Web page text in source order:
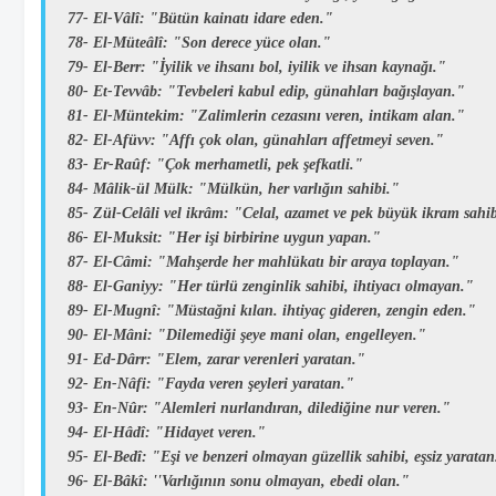
77- El-Vâlî: "Bütün kainatı idare eden."
78- El-Müteâlî: "Son derece yüce olan."
79- El-Berr: "İyilik ve ihsanı bol, iyilik ve ihsan kaynağı."
80- Et-Tevvâb: "Tevbeleri kabul edip, günahları bağışlayan."
81- El-Müntekim: "Zalimlerin cezasını veren, intikam alan."
82- El-Afüvv: "Affı çok olan, günahları affetmeyi seven."
83- Er-Raûf: "Çok merhametli, pek şefkatli."
84- Mâlik-ül Mülk: "Mülkün, her varlığın sahibi."
85- Zül-Celâli vel ikrâm: "Celal, azamet ve pek büyük ikram
86- El-Muksit: "Her işi birbirine uygun yapan."
87- El-Câmi: "Mahşerde her mahlükatı bir araya toplayan."
88- El-Ganiyy: "Her türlü zenginlik sahibi, ihtiyacı olmayan."
89- El-Mugnî: "Müstağni kılan. ihtiyaç gideren, zengin eden."
90- El-Mâni: "Dilemediği şeye mani olan, engelleyen."
91- Ed-Dârr: "Elem, zarar verenleri yaratan."
92- En-Nâfi: "Fayda veren şeyleri yaratan."
93- En-Nûr: "Alemleri nurlandıran, dilediğine nur veren."
94- El-Hâdî: "Hidayet veren."
95- El-Bedî: "Eşi ve benzeri olmayan güzellik sahibi, eşsiz
96- El-Bâkî: ''Varlığının sonu olmayan, ebedi olan."